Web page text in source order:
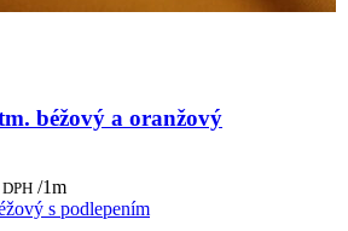
béžový a oranžový
DPH /1m